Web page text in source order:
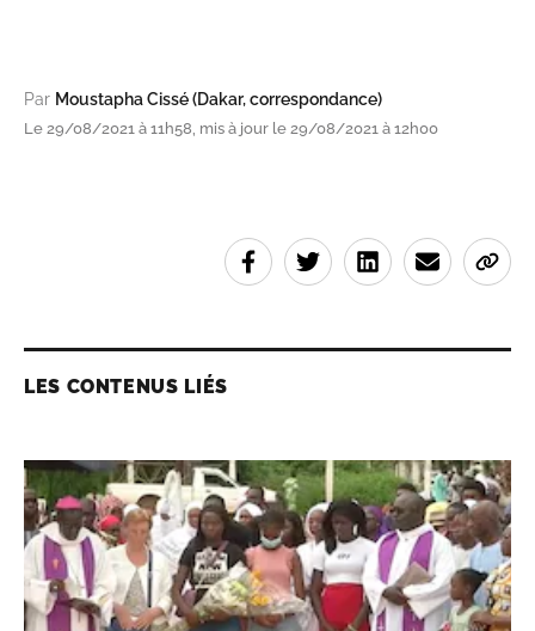
Par Moustapha Cissé (Dakar, correspondance)
Le 29/08/2021 à 11h58, mis à jour le 29/08/2021 à 12h00
LES CONTENUS LIÉS